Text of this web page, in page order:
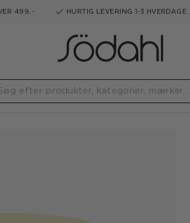
499,- HURTIG LEVERING 1-3 HVERDAGE